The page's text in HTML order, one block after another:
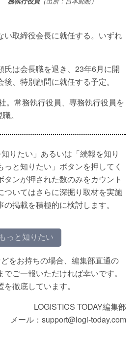
い取締役会長に就任する。いずれ
氏は会長職を退き、23年6月に開
、特別顧問に就任する予定。
。常務執行役員、専務執行役員を
。
りたい」あるいは「続報を知り
と知りたい」ボタンを押してく
タンが押された数のみをカウント
ついてはさらに深掘り取材を実施
掲載を積極的に検討します。
もっと知りたい
をお持ちの場合、編集部直通の
ご一報いただければ幸いです。
徹底しています。
LOGISTICS TODAY編集部
メール：support@logi-today.com